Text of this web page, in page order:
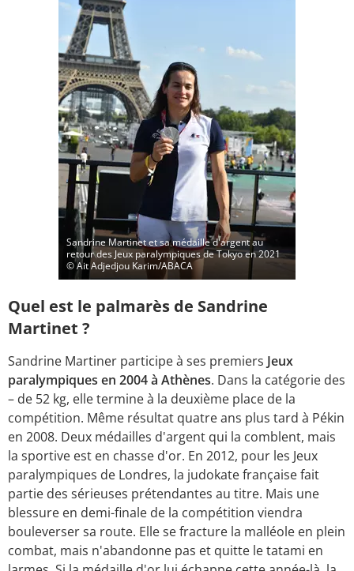
Sandrine Martinet et sa médaille d'argent au
retour des Jeux paralympiques de Tokyo en 2021
© Ait Adjedjou Karim/ABACA
Quel est le palmarès de Sandrine
Martinet ?
Sandrine Martiner participe à ses premiers Jeux
paralympiques en 2004 à Athènes. Dans la catégorie des
– de 52 kg, elle termine à la deuxième place de la
compétition. Même résultat quatre ans plus tard à Pékin
en 2008. Deux médailles d'argent qui la comblent, mais
la sportive est en chasse d'or. En 2012, pour les Jeux
paralympiques de Londres, la judokate française fait
partie des sérieuses prétendantes au titre. Mais une
blessure en demi-finale de la compétition viendra
bouleverser sa route. Elle se fracture la malléole en plein
combat, mais n'abandonne pas et quitte le tatami en